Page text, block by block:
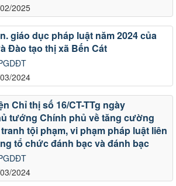
2025
2024
giáo dục pháp luật năm 2024 của
Đào tạo thị xã Bến Cát
2024
Chỉ thị số 16/CT-TTg ngày
tướng Chính phủ về tăng cường
tội phạm, vi phạm pháp luật liên
tổ chức đánh bạc và đánh bạc